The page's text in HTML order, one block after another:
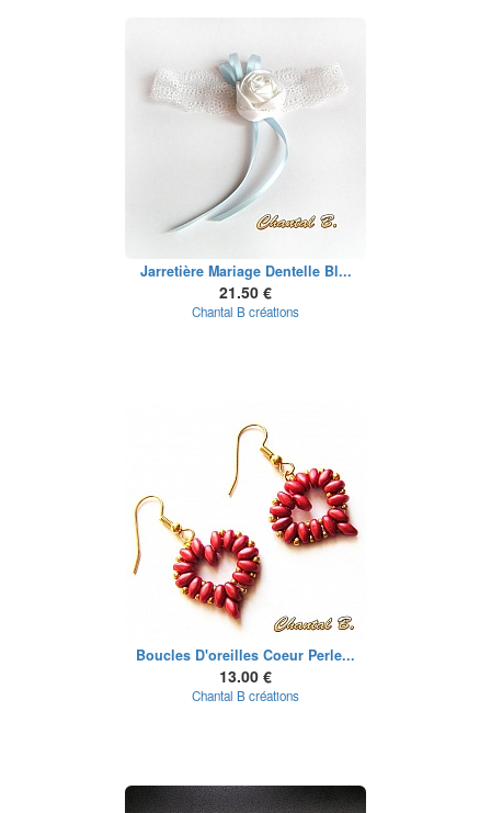
Jarretière Mariage Dentelle Bl...
21.50 €
Chantal B créations
Boucles D'oreilles Coeur Perle...
13.00 €
Chantal B créations